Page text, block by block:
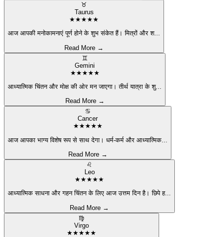
♉
Taurus
★★★★★
आज आपकी मनोकामनाएं पूर्ण होने के शुभ संकेत हैं। मित्रों और श...
Read More →
♊
Gemini
★★★★★
आध्यात्मिक चिंतन और मोक्ष की ओर मन जाएगा। तीर्थ यात्रा के शु...
Read More →
♋
Cancer
★★★★★
आज आपका भाग्य विशेष रूप से साथ देगा। धर्म-कर्म और आध्यात्मिक
Read More →
♌
Leo
★★★★★
आध्यात्मिक साधना और गहन चिंतन के लिए आज उत्तम दिन है। छिपे ह...
Read More →
♍
Virgo
★★★★★